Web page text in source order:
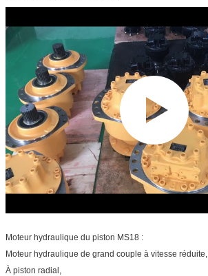
Moteur hydraulique du piston MS18 :
Moteur hydraulique de grand couple à vitesse réduite,
À piston radial,